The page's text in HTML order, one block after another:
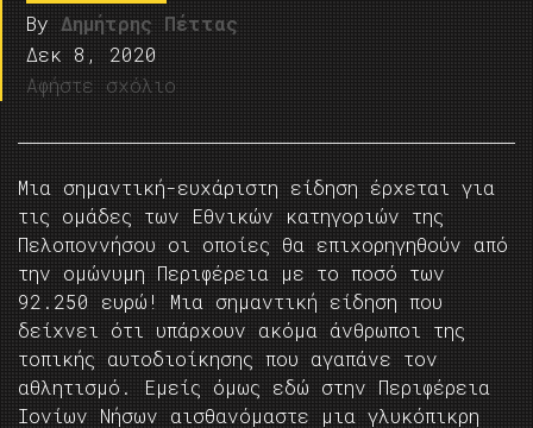
By Δημήτρης Πέττας
Δεκ 8, 2020
Αφήστε σχόλιο
Μια σημαντική-ευχάριστη είδηση έρχεται για
τις ομάδες των Εθνικών κατηγοριών της
Πελοποννήσου οι οποίες θα επιχορηγηθούν από
την ομώνυμη Περιφέρεια με το ποσό των
92.250 ευρώ! Μια σημαντική είδηση που
δείχνει ότι υπάρχουν ακόμα άνθρωποι της
τοπικής αυτοδιοίκησης που αγαπάνε τον
αθλητισμό. Εμείς όμως εδώ στην Περιφέρεια
Ιονίων Νήσων αισθανόμαστε μια γλυκόπικρη